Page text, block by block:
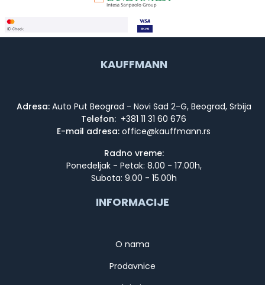
KAUFFMANN
Adresa:Auto Put Beograd - Novi Sad 2-G, Beograd, Srbija
Telefon: +381 11 31 60 676
E-mail adresa:
Radno vreme:
Ponedeljak - Petak: 8.00 - 17.00h,
Subota: 9.00 - 15.00h
INFORMACIJE
O nama
Prodavnice